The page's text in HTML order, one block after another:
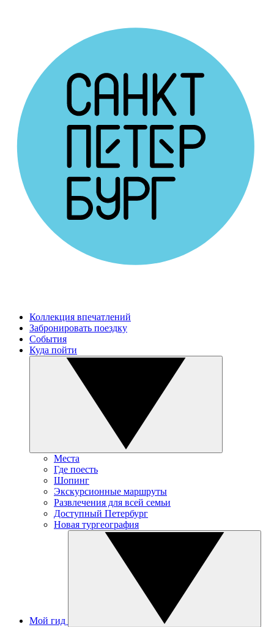
Коллекция впечатлений
Забронировать поездку
События
Куда пойти
Места
Где поесть
Шопинг
Экскурсионные маршруты
Развлечения для всей семьи
Доступный Петербург
Новая тургеография
Мой гид